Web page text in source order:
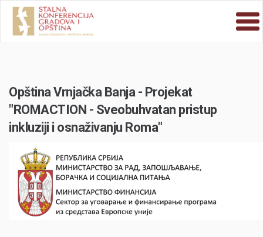
Opština Vrnjačka Banja - Projekat
"ROMACTION - Sveobuhvatan pristup
inkluziji i osnaživanju Roma"